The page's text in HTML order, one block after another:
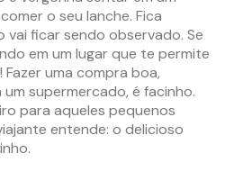
o seu lanche. Fica
vai ficar sendo observado. Se
em um lugar que te permite
uma compra boa,
supermercado, é facinho.
para aqueles pequenos
entende: o delicioso